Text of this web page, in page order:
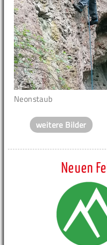
Neonstaub
weitere Bilder
Neuen